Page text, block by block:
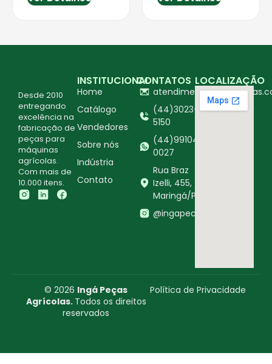
Desde 2010
entregando
excelência na
fabricação de
peças para
máquinas
agrícolas.
Com mais de
10.000 itens.
INSTITUCIONAL
Home
Catálogo
Vendedores
Sobre nós
Indústria
Contato
CONTATOS
(44)3023-
5150
(44)99104-
0027
Rua Braz
Izelli, 455,
Maringá/PR
@ingapecasagricolas
LOCALIZAÇÃO
© 2026 Ingá Peças
Agrícolas. Todos os direitos
reservados
Política de Privacidade